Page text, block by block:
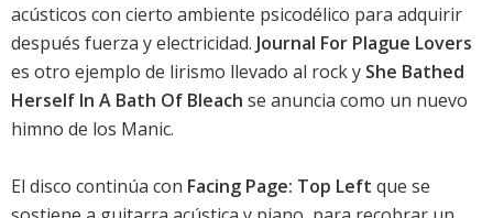
acústicos con cierto ambiente psicodélico para adquirir
después fuerza y electricidad. Journal For Plague Lovers
es otro ejemplo de lirismo llevado al rock y She Bathed
Herself In A Bath Of Bleach se anuncia como un nuevo
himno de los Manic.
El disco continúa con Facing Page: Top Left que se